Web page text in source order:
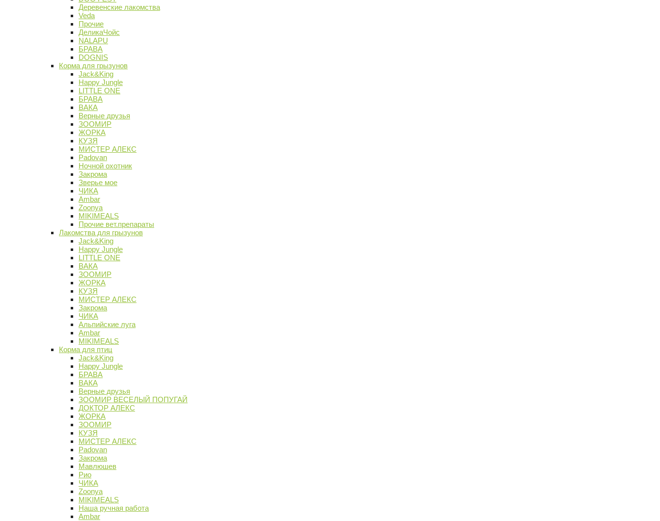
Деревенские лакомства
Veda
Прочие
ДеликаЧойс
NALAPU
БРАВА
DOGNIS
Корма для грызунов
Jack&King
Happy Jungle
LITTLE ONE
БРАВА
ВАКА
Верные друзья
ЗООМИР
ЖОРКА
КУЗЯ
МИСТЕР АЛЕКС
Padovan
Ночной охотник
Закрома
Зверье мое
ЧИКА
Ambar
Zoonya
MIKIMEALS
Прочие вет.препараты
Лакомства для грызунов
Jack&King
Happy Jungle
LITTLE ONE
ВАКА
ЗООМИР
ЖОРКА
КУЗЯ
МИСТЕР АЛЕКС
Закрома
ЧИКА
Альпийские луга
Ambar
MIKIMEALS
Корма для птиц
Jack&King
Happy Jungle
БРАВА
ВАКА
Верные друзья
ЗООМИР ВЕСЕЛЫЙ ПОПУГАЙ
ДОКТОР АЛЕКС
ЖОРКА
ЗООМИР
КУЗЯ
МИСТЕР АЛЕКС
Padovan
Закрома
Мавлюшев
Рио
ЧИКА
Zoonya
MIKIMEALS
Наша ручная работа
Ambar